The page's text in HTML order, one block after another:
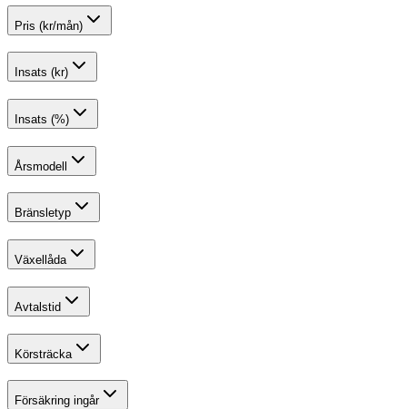
Pris (kr/mån)
Insats (kr)
Insats (%)
Årsmodell
Bränsletyp
Växellåda
Avtalstid
Körsträcka
Försäkring ingår